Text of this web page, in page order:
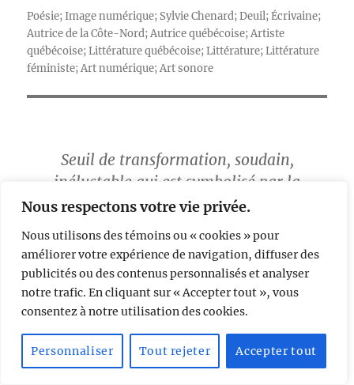
Nous respectons votre vie privée.
Nous utilisons des témoins ou « cookies » pour
améliorer votre expérience de navigation, diffuser des
publicités ou des contenus personnalisés et analyser
notre trafic. En cliquant sur « Accepter tout », vous
consentez à notre utilisation des cookies.
Personnaliser Tout rejeter Accepter tout
Poésie; Image numérique; Sylvie Chenard; Deuil; Écrivaine;
Autrice de la Côte-Nord; Autrice québécoise; Artiste
québécoise; Littérature québécoise; Littérature; Littérature
féministe; Art numérique; Art sonore
Seuil de transformation, soudain,
inéluctable qui est symbolisé par la
libellule.
Les lieux du texte
Classification BISAC